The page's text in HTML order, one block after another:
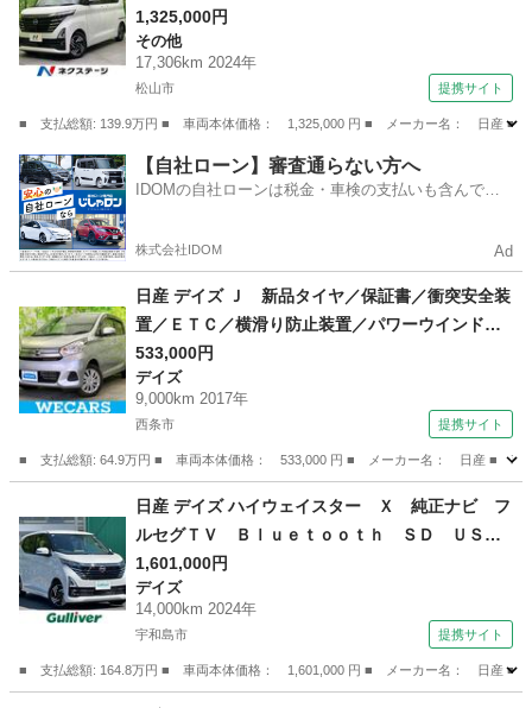
オ アラウンドビューモニター インテリジェン
トエマージェンシーブレーキ インテリジェント
ルームミラー ＡＰＰＬＥＣＡＲＰＬＡＹ （検9.
1,325,000円
その他
17,306km 2024年
松山市 提携サイト
■ 支払総額: 139.9万円 ■ 車両本体価格： 1,325,000 円 ■ メーカー名： 日産
愛媛 松山市 その他
【自社ローン】審査通らない方へ
IDOMの自社ローンは税金・車検の支払いも含んでい
株式会社IDOM Ad
日産 デイズ Ｊ 新品タイヤ／保証書／衝突安全装
置／ＥＴＣ／横滑り防止装置／パワーウインドウ
／キーレスエントリー／パワーステアリング／マ
ニュアルエアコン／取扱説明書／ユーザー買取車
／ＵＶカットガラス／デュアルエアバッグ （車検
533,000円
デイズ
9,000km 2017年
西条市 提携サイト
■ 支払総額: 64.9万円 ■ 車両本体価格： 533,000 円 ■ メーカー名： 日産 ■ 車種
デイズ
日産 デイズ ハイウェイスター Ｘ 純正ナビ フ
ルセグＴＶ Ｂｌｕｅｔｏｏｔｈ ＳＤ ＵＳ
Ｂ アラウンドビューモニター アイドリングス
トップ ＩＳＯＦＩＸ スマートキー （なし）
1,601,000円
デイズ
14,000km 2024年
宇和島市 提携サイト
■ 支払総額: 164.8万円 ■ 車両本体価格： 1,601,000 円 ■ メーカー名： 日産